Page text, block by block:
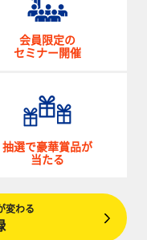
会員限定の
セミナー開催
抽選で豪華賞品が
当たる
変わる